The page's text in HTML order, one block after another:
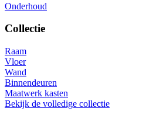
Onderhoud
Collectie
Raam
Vloer
Wand
Binnendeuren
Maatwerk kasten
Bekijk de volledige collectie